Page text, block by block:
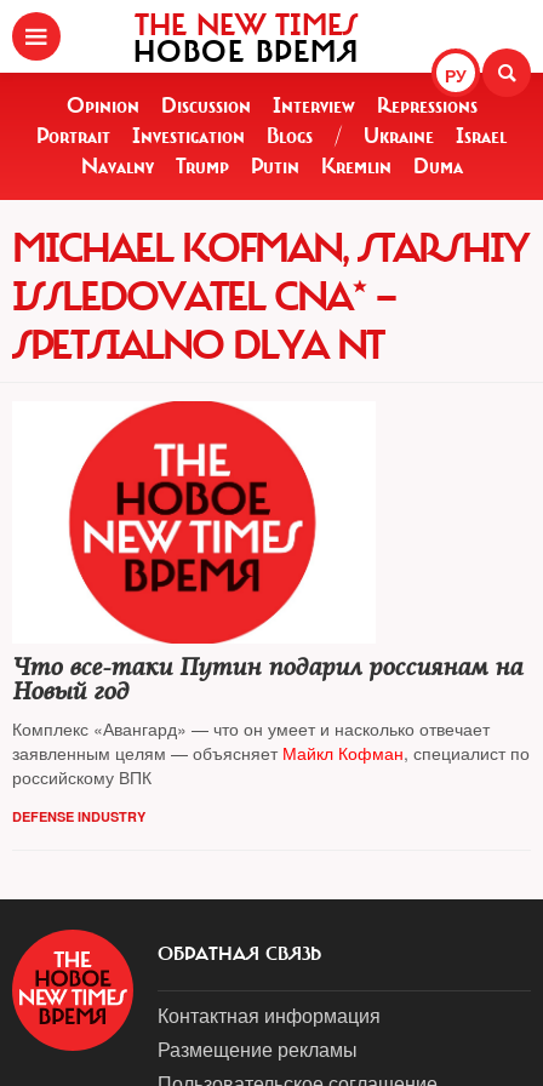
РУ
THE NEW TIMES
НОВОЕ ВРЕМЯ
Opinion Discussion Interview
Repressions
Portrait
Investigation Blogs / Ukraine
Israel
Navalny
Trump Putin Kremlin Duma
MICHAEL KOFMAN, STARSHIY
ISSLEDOVATEL CNA* —
SPETSIALNO DLYA NT
Что все-таки Путин подарил россиянам на
Новый год
Комплекс «Авангард» — что он умеет и насколько отвечает
заявленным целям — объясняет Майкл Кофман, специалист по
российскому ВПК
DEFENSE INDUSTRY
ОБРАТНАЯ СВЯЗЬ
Контактная информация
Размещение рекламы